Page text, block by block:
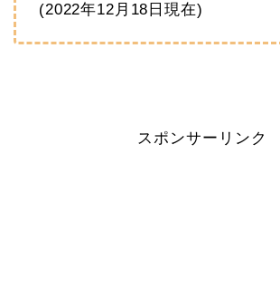
(2022年12月18日現在)
スポンサーリンク